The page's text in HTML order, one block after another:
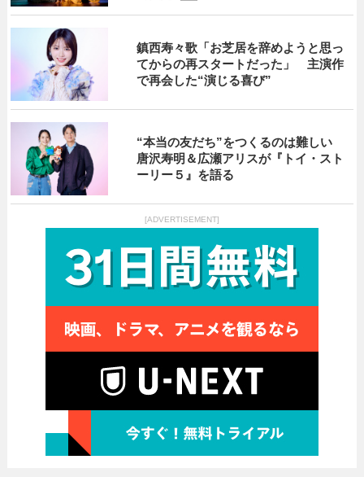
鎮西寿々歌「お芝居を辞めようと思っ
てからの再スタートだった」 主演作
で再会した“演じる喜び”
“本当の友だち”をつくるのは難しい
唐沢寿明＆広瀬アリスが『トイ・スト
ーリー５』を語る
[ADVERTISEMENT]